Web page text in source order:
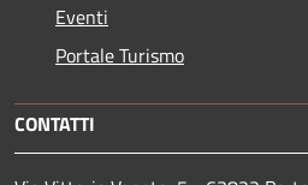
Eventi
Portale Turismo
CONTATTI